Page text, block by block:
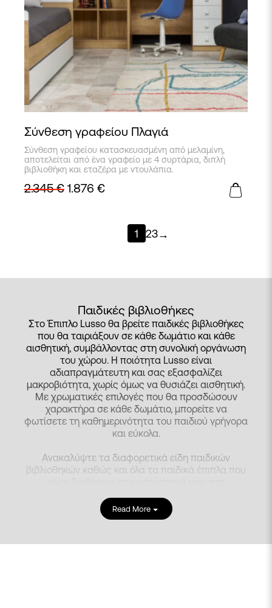
Σύνθεση γραφείου Πλαγιά
Σύνθεση γραφείου κατασκευασμένη από μελαμίνη,
αποτελείται από ένα γραφείο με 4 συρτάρια, διπλή
βιβλιοθήκη και εταζέρα με ντουλάπια.
2.345€ 1.876 €
1 23 →
Παιδικές βιβλιοθήκες
Στο Έπιπλο Lusso θα βρείτε παιδικές βιβλιοθήκες
που θα ταιριάξουν σε κάθε δωμάτιο και κάθε
αισθητική, συμβάλλοντας στη συνολική οργάνωση
του χώρου. Η ποιότητα Lusso είναι
αδιαπραγμάτευτη και σας εξασφαλίζει
μακροβιότητα, χωρίς όμως να θυσιάζει αισθητική.
Με χρωματικές επιλογές που θα προσδώσουν
χαρακτήρα σε κάθε δωμάτιο, μπορείτε να
φωτίσετε τη καθημερινότητα του παιδιού γρήγορα
και εύκολα.
Ανακαλύψτε τα διαφορετικά είδη παιδικών
βιβλιοθηκών καθώς και όλα τα παιδικά έπιπλα που
Μαθητές
Read More